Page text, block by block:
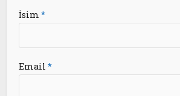
İsim*
Email*